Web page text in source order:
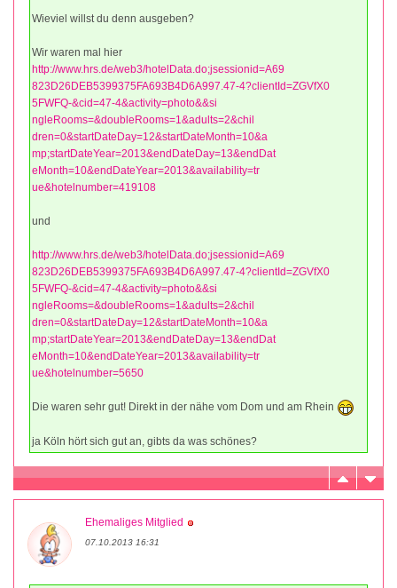
Wieviel willst du denn ausgeben?
Wir waren mal hier
http://www.hrs.de/web3/hotelData.do;jsessionid=A69
823D26DEB5399375FA693B4D6A997.47-4?clientId=ZGVfX0
5FWFQ-&cid=47-4&activity=photo&&si
ngleRooms=&doubleRooms=1&adults=2&chil
dren=0&startDateDay=12&startDateMonth=10&a
mp;startDateYear=2013&endDateDay=13&endDat
eMonth=10&endDateYear=2013&availability=tr
ue&hotelnumber=419108
und
http://www.hrs.de/web3/hotelData.do;jsessionid=A69
823D26DEB5399375FA693B4D6A997.47-4?clientId=ZGVfX0
5FWFQ-&cid=47-4&activity=photo&&si
ngleRooms=&doubleRooms=1&adults=2&chil
dren=0&startDateDay=12&startDateMonth=10&a
mp;startDateYear=2013&endDateDay=13&endDat
eMonth=10&endDateYear=2013&availability=tr
ue&hotelnumber=5650
Die waren sehr gut! Direkt in der nähe vom Dom und am Rhein
ja Köln hört sich gut an, gibts da was schönes?
Ehemaliges Mitglied
07.10.2013 16:31